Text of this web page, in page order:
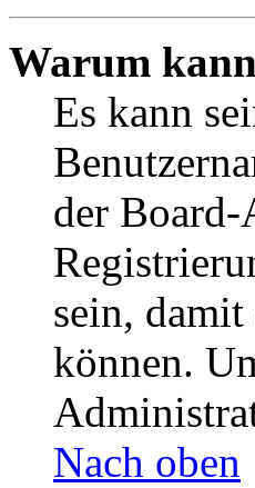
Warum
Es kann
der
sein,
können.
Nach oben